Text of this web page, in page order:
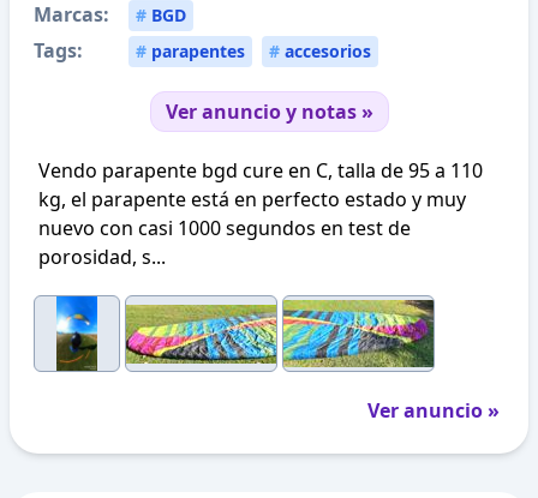
Marcas: # BGD
Tags: # parapentes # accesorios
Ver anuncio y notas »
Vendo parapente bgd cure en C, talla de 95 a 110
kg, el parapente está en perfecto estado y muy
nuevo con casi 1000 segundos en test de
porosidad, s...
Ver anuncio »